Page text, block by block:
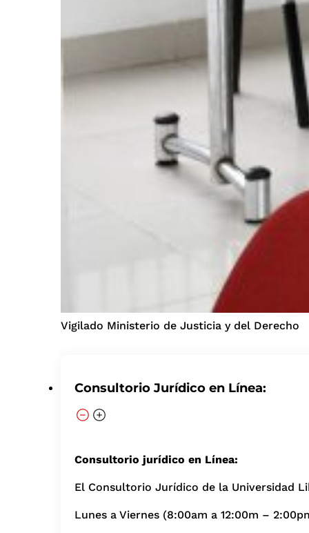
Vigilado Ministerio de Justicia y del Derecho
Consultorio Jurídico en Línea:
Consultorio jurídico en Línea:
El Consultorio Jurídico de la Universidad
Lunes a Viernes (8:00am a 12:00m –